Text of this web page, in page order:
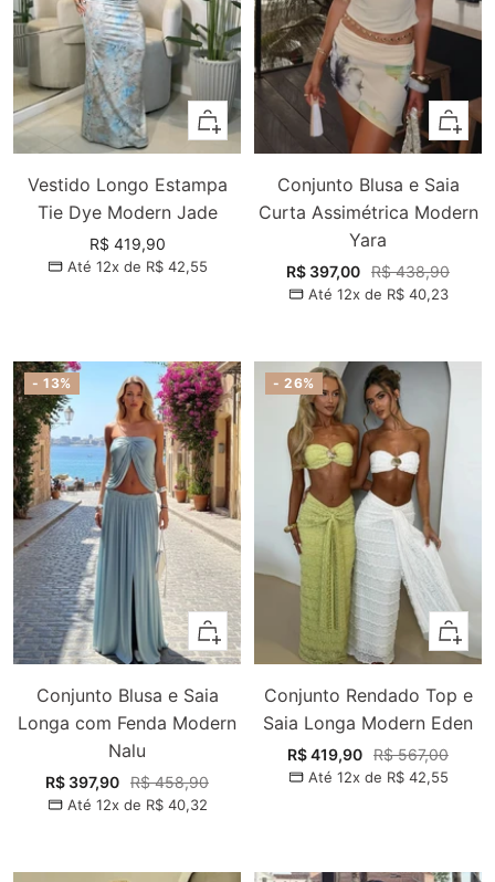
Adicionar
Vestido Longo Estampa
Tie Dye Modern Jade
Preço
promocional
R$ 419,90
Até 12x de R$ 42,55
Conjunto Blusa e Saia
Curta Assimétrica Modern
Yara
Preço
promocional
R$ 397,00 Preço
normal
R$ 438,90
Até 12x de R$ 40,23
- 13%
Adicionar
Conjunto Blusa e Saia
Longa com Fenda Modern
Nalu
Preço
promocional
R$ 397,90 Preço
normal
R$ 458,90
Até 12x de R$ 40,32
- 26%
Conjunto Rendado Top e
Saia Longa Modern Eden
Preço
promocional
R$ 419,90 Preço
normal
R$ 567,00
Até 12x de R$ 42,55